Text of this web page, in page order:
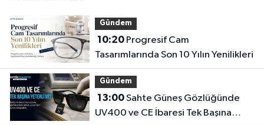
Gündem
10:20Progresif Cam
Tasarımlarında Son 10 Yılın Yenilikleri
Gündem
13:00Sahte Güneş Gözlüğünde
UV400 ve CE İbaresi Tek Başına